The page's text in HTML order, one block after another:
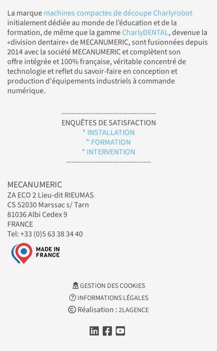
La marquemachines compactes de découpe Charlyrobot
initialement dédiée au monde de l’éducation et de la
formation, de même que la gammeCharlyDENTAL, devenue la
«division dentaire» de MECANUMERIC, sont fusionnées depuis
2014 avec la société MECANUMERIC et complètent son
offre intégrée et 100% française, véritable concentré de
technologie et reflet du savoir-faire en conception et
production d'équipements industriels à commande
numérique.
---------------------------------------
ENQUÊTES DE SATISFACTION
* INSTALLATION
* FORMATION
* INTERVENTION
-----------------------------------
MECANUMERIC
ZA ECO 2 Lieu-dit RIEUMAS
CS 52030 Marssac s/ Tarn
81036 Albi Cedex 9
FRANCE
Tel: +33 (0)5 63 38 34 40
GESTION DES COOKIES
INFORMATIONS LÉGALES
Réalisation : 2LAGENCE